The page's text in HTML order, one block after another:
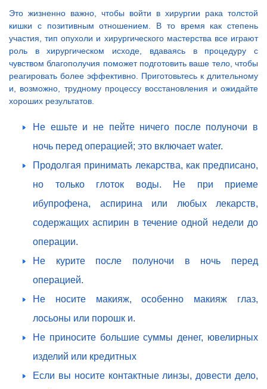
Это жизненно важно, чтобы войти в хирургии рака толстой
кишки с позитивным отношением. В то время как степень
участия, тип опухоли и хирургического мастерства все играют
роль в хирургическом исходе, вдаваясь в процедуру с
чувством благополучия поможет подготовить ваше тело, чтобы
реагировать более эффективно. Приготовьтесь к длительному
и, возможно, трудному процессу восстановления и ожидайте
хороших результатов.
Не ешьте и не пейте ничего после полуночи в
ночь перед операцией; это включает water.
Продолгая принимать лекарства, как предписано,
но только глоток воды. Не при приеме
ибупрофена, аспирина или любых лекарств,
содержащих аспирин в течение одной недели до
операции.
Не курите после полуночи в ночь перед
операцией.
Не носите макияж, особенно макияж глаз,
лосьоны или порошк и.
Не приносите большие суммы денег, ювелирных
изделий или кредитных
Если вы носите контактные линзы, довести дело,